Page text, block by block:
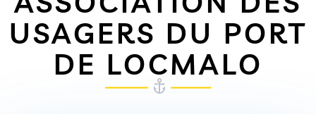
USAGERS DU PORT
DE LOCMALO